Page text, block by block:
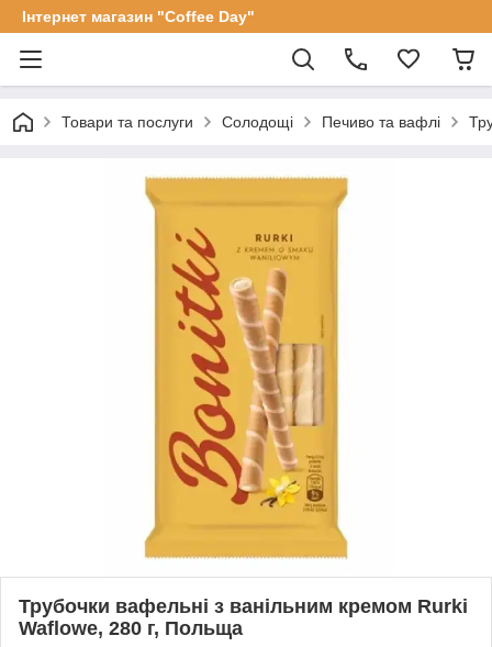
Інтернет магазин "Coffee Day"
Товари та послуги Солодощі Печиво та вафлі
Трубочки вафельні з ванільним кремом Rurki
Waflowe, 280 г, Польща